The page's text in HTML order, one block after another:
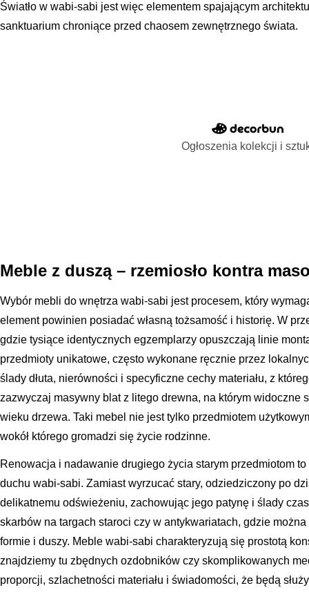
Światło w wabi-sabi jest więc elementem spajającym
sanktuarium chroniące przed chaosem zewnętrznego świata.
Ogłoszenia kolekcji i
Meble z duszą – rzemiosło kontra
Wybór mebli do wnętrza wabi-sabi jest procesem, który
element powinien posiadać własną tożsamość i historię. W
gdzie tysiące identycznych egzemplarzy opuszczają linie
przedmioty unikatowe, często wykonane ręcznie przez
ślady dłuta, nierówności i specyficzne cechy materiału, z
zazwyczaj masywny blat z litego drewna, na którym widoczne
wieku drzewa. Taki mebel nie jest tylko przedmiotem
wokół którego gromadzi się życie rodzinne.
Renowacja i nadawanie drugiego życia starym przedmiotom
duchu wabi-sabi. Zamiast wyrzucać stary, odziedziczony po
delikatnemu odświeżeniu, zachowując jego patynę i ślady
skarbów na targach staroci czy w antykwariatach, gdzie
formie i duszy. Meble wabi-sabi charakteryzują się prostotą
znajdziemy tu zbędnych ozdobników czy skomplikowanych
proporcji, szlachetności materiału i świadomości, że będą